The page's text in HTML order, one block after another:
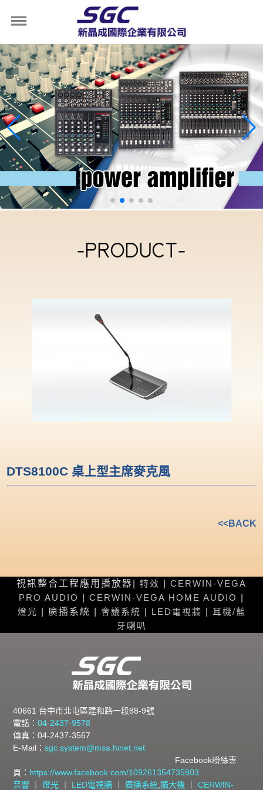
-PRODUCT-
DTS8100C 桌上型主席麥克風
<<BACK
視訊整合工程應用播放器| 特效
CERWIN-VEGA
PRO AUDIO
CERWIN-VEGA HOME AUDIO
燈光 | 廣播系統 | 會議系統 LED電視牆
耳機/藍
牙喇叭
40661 台中市北屯區建和路一段88-9號
電話：04-2437-9578
傳真：04-2437-3567
E-Mail：sgc.system@msa.hinet.net
Facebook粉絲專
頁： https://www.facebook.com/109261354735903
音響 ｜燈光 LED電視牆 廣播系統 ,擴大機 ｜CERWIN-